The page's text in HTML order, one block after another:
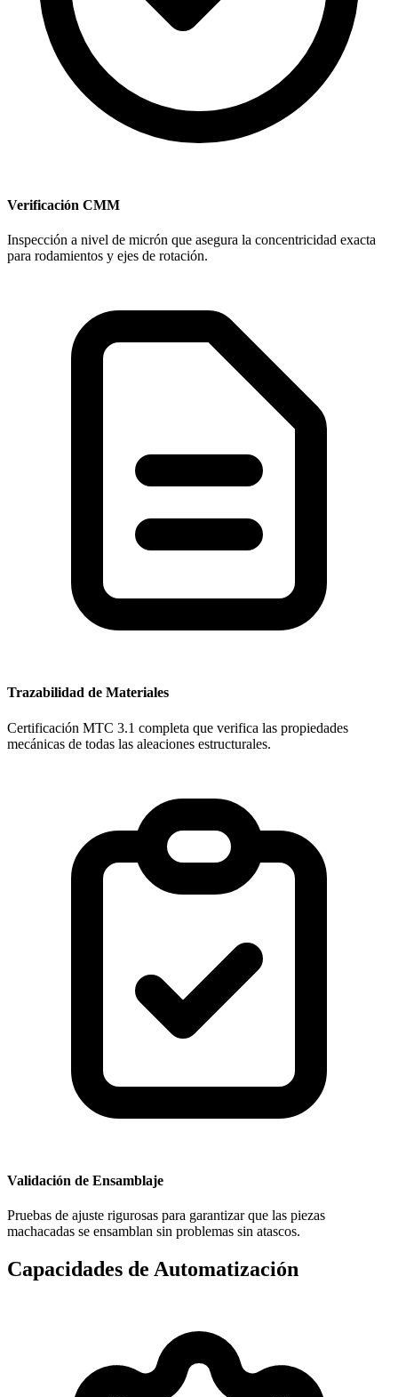
Verificación CMM
Inspección a nivel de micrón que asegura la concentricidad exacta
para rodamientos y ejes de rotación.
Trazabilidad de Materiales
Certificación MTC 3.1 completa que verifica las propiedades
mecánicas de todas las aleaciones estructurales.
Validación de Ensamblaje
Pruebas de ajuste rigurosas para garantizar que las piezas
machacadas se ensamblan sin problemas sin atascos.
Capacidades de Automatización